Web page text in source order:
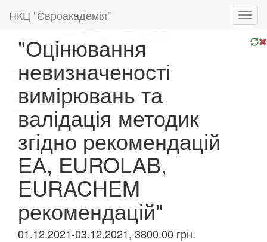
НКЦ "Євроакадемія"
"Оцінювання
невизначеності
вимірювань та
валідація методик
згідно рекомендацій
ЕА, EUROLAB,
EURACHEM
рекомендацій"
01.12.2021-03.12.2021, 3800.00 грн.